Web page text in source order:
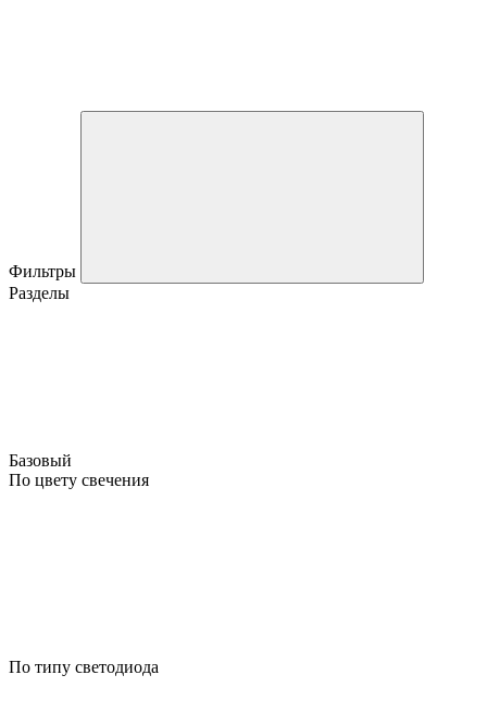
Фильтры
Разделы
Базовый
По цвету свечения
По типу светодиода